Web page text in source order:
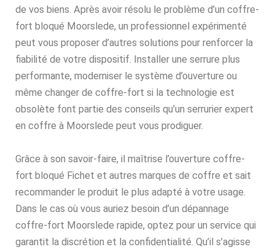
de vos biens. Après avoir résolu le problème d’un coffre-
fort bloqué Moorslede, un professionnel expérimenté
peut vous proposer d’autres solutions pour renforcer la
fiabilité de votre dispositif. Installer une serrure plus
performante, moderniser le système d’ouverture ou
même changer de coffre-fort si la technologie est
obsolète font partie des conseils qu’un serrurier expert
en coffre à Moorslede peut vous prodiguer.
Grâce à son savoir-faire, il maîtrise l’ouverture coffre-
fort bloqué Fichet et autres marques de coffre et sait
recommander le produit le plus adapté à votre usage.
Dans le cas où vous auriez besoin d’un dépannage
coffre-fort Moorslede rapide, optez pour un service qui
garantit la discrétion et la confidentialité. Qu’il s’agisse